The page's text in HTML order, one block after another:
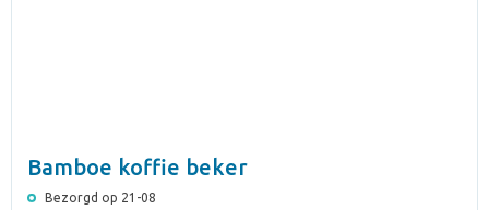
Bamboe koffie beker
Bezorgd op 21-08